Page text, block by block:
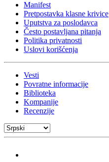
Manifest
Pretpostavka klasne krivice
Uputstva za poslodavca
Često postavljana pitanja
Politika privatnosti
Uslovi korišćenja
Vesti
Povratne informacije
Biblioteka
Kompanije
Recenzije